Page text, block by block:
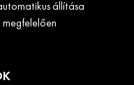
állítása